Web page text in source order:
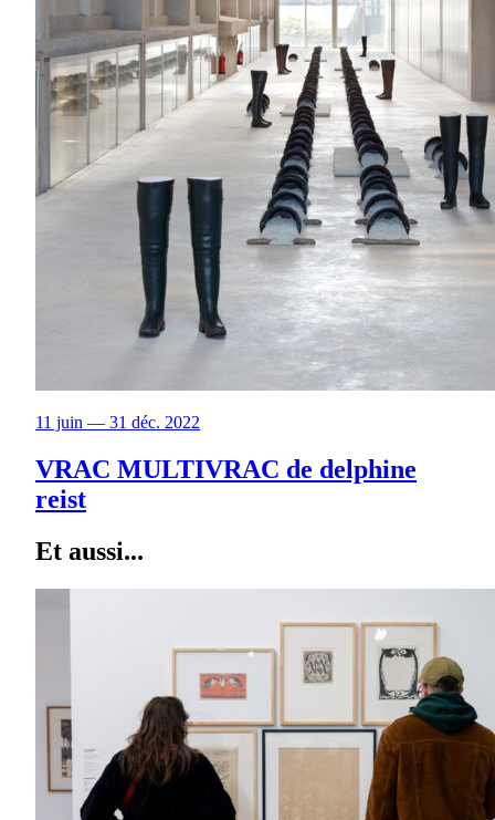
11 juin — 31 déc. 2022
VRAC MULTIVRAC de delphine
reist
Et aussi...